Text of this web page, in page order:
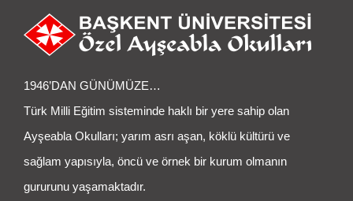
1946’DAN GÜNÜMÜZE…
Türk Milli Eğitim sisteminde haklı bir yere sahip olan
Ayşeabla Okulları; yarım asrı aşan, köklü kültürü ve
sağlam yapısıyla, öncü ve örnek bir kurum olmanın
gururunu yaşamaktadır.